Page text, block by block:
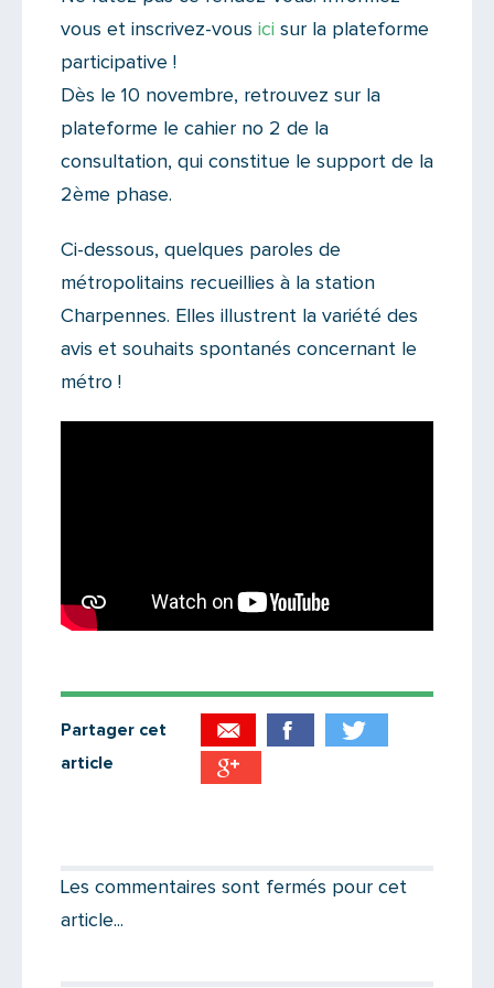
vous et inscrivez-vous ici sur la plateforme
participative !
Dès le 10 novembre, retrouvez sur la
plateforme le cahier no 2 de la
consultation, qui constitue le support de la
2ème phase.
Ci-dessous, quelques paroles de
métropolitains recueillies à la station
Charpennes. Elles illustrent la variété des
avis et souhaits spontanés concernant le
métro !
Partager cet
article
Les commentaires sont fermés pour cet
article...